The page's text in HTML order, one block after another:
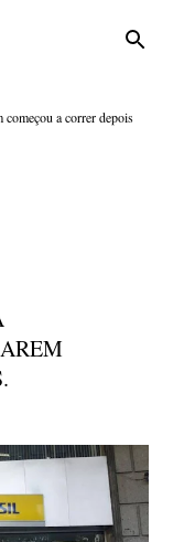
a correr depois